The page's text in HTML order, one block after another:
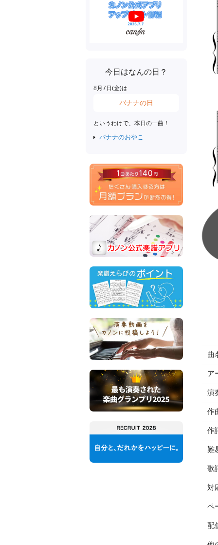
今日はなんの日？
8月 7 日(金)は
バナナの日
というわけで、本日の一曲！
バナナのおやこ
曲
ア
演
作
作
難
歌
対
ペ
配